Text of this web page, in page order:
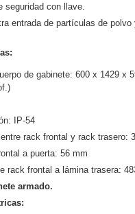
seguridad con llave.
entrada de partículas de polvo
de gabinete: 600 x 1429 x
IP-54
rack frontal y rack trasero:
a puerta: 56 mm
rack frontal a lámina trasera:
armado.